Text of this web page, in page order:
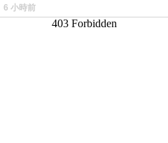
6 小時前